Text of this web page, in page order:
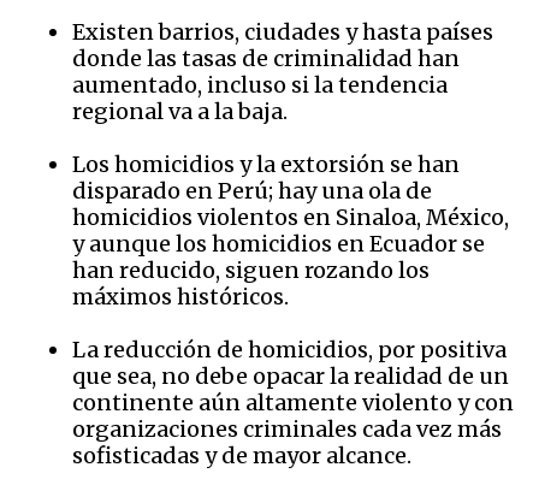
Existen barrios, ciudades y hasta países
donde las tasas de criminalidad han
aumentado, incluso si la tendencia
regional va a la baja.
Los homicidios y la extorsión se han
disparado en Perú; hay una ola de
homicidios violentos en Sinaloa, México,
y aunque los homicidios en Ecuador se
han reducido, siguen rozando los
máximos históricos.
La reducción de homicidios, por positiva
que sea, no debe opacar la realidad de un
continente aún altamente violento y con
organizaciones criminales cada vez más
sofisticadas y de mayor alcance.